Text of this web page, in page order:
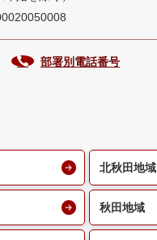
部署別電話番号
北秋田地域
秋田地域